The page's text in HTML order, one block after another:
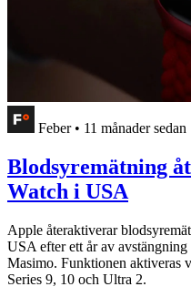
Feber • 11 månader sedan
Blodsyremätning
Watch i USA
Apple återaktiverar
USA efter ett år av
Masimo. Funktionen aktiveras
Series 9, 10 och Ultra 2.